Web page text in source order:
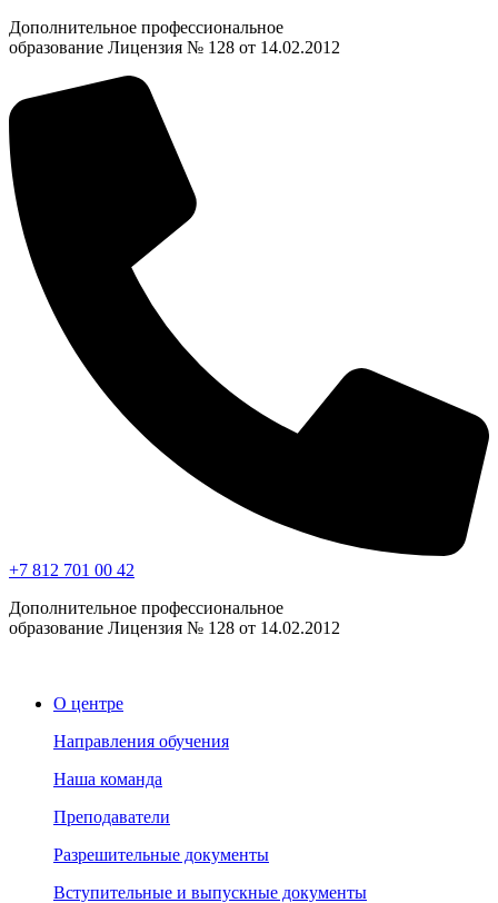
Дополнительное профессиональное
образование Лицензия № 128 от 14.02.2012
+7 812 701 00 42
Дополнительное профессиональное
образование Лицензия № 128 от 14.02.2012
О центре
Направления обучения
Наша команда
Преподаватели
Разрешительные документы
Вступительные и выпускные документы